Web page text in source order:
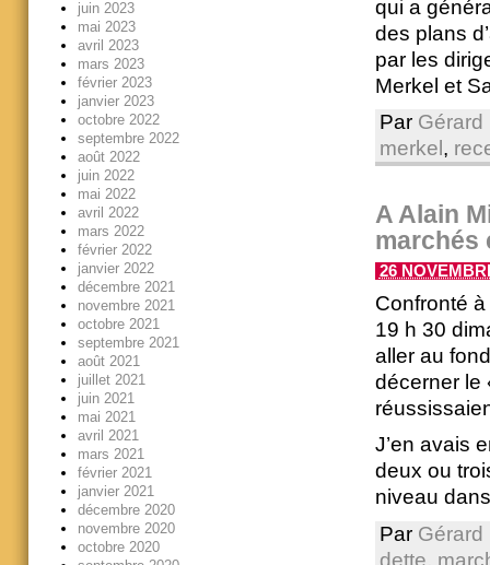
qui a
des plans
par les
Merkel et
Par Gérard
merkel ,
A Alain
marchés
26
Confronté
19 h 30
aller au
décerner le
J’en avais
deux ou
niveau
Par Gérard
dette,
juin 2023
mai 2023
avril 2023
mars 2023
février 2023
janvier 2023
octobre 2022
septembre 2022
août 2022
juin 2022
mai 2022
avril 2022
mars 2022
février 2022
janvier 2022
décembre 2021
novembre 2021
octobre 2021
septembre 2021
août 2021
juillet 2021
juin 2021
mai 2021
avril 2021
mars 2021
février 2021
janvier 2021
décembre 2020
novembre 2020
octobre 2020